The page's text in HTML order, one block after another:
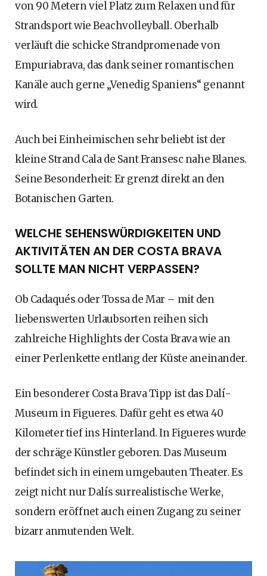
von 90 Metern viel Platz zum Relaxen und für
Strandsport wie Beachvolleyball. Oberhalb
verläuft die schicke Strandpromenade von
Empuriabrava, das dank seiner romantischen
Kanäle auch gerne „Venedig Spaniens“ genannt
wird.
Auch bei Einheimischen sehr beliebt ist der
kleine Strand Cala de Sant Fransesc nahe Blanes.
Seine Besonderheit: Er grenzt direkt an den
Botanischen Garten.
WELCHE SEHENSWÜRDIGKEITEN UND
AKTIVITÄTEN AN DER COSTA BRAVA
SOLLTE MAN NICHT VERPASSEN?
Ob Cadaqués oder Tossa de Mar – mit den
liebenswerten Urlaubsorten reihen sich
zahlreiche Highlights der Costa Brava wie an
einer Perlenkette entlang der Küste aneinander.
Ein besonderer Costa Brava Tipp ist das Dalí-
Museum in Figueres. Dafür geht es etwa 40
Kilometer tief ins Hinterland. In Figueres wurde
der schräge Künstler geboren. Das Museum
befindet sich in einem umgebauten Theater. Es
zeigt nicht nur Dalís surrealistische Werke,
sondern eröffnet auch einen Zugang zu seiner
bizarr anmutenden Welt.